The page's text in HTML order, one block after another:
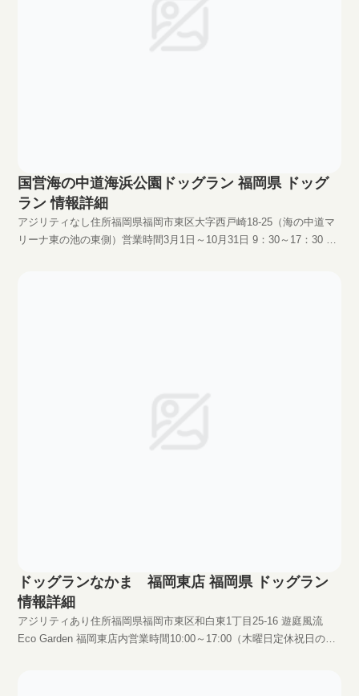
国営海の中道海浜公園ドッグラン 福岡県 ドッグ
ラン 情報詳細
アジリティなし住所福岡県福岡市東区大字西戸崎18-25（海の中道マ
リーナ東の池の東側）営業時間3月1日～10月31日 9：30～17：30 11
ドッグランなかま 福岡東店 福岡県 ドッグラン
情報詳細
アジリティあり住所福岡県福岡市東区和白東1丁目25-16 遊庭風流
Eco Garden 福岡東店内営業時間10:00～17:00（木曜日定休祝日の場